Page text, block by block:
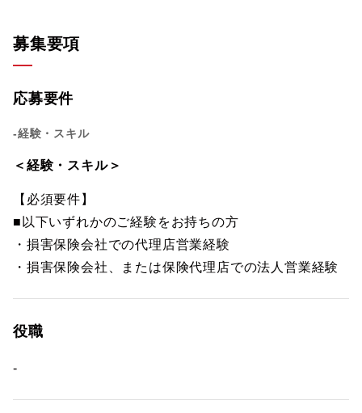
募集要項
応募要件
-経験・スキル
＜経験・スキル＞
【必須要件】
■以下いずれかのご経験をお持ちの方
・損害保険会社での代理店営業経験
・損害保険会社、または保険代理店での法人営業経験
役職
-